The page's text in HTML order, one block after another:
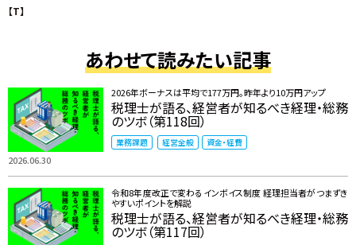
【T】
あわせて読みたい記事
2026.06.30
2026年ボーナスは平均で177万円。昨年より10万円アップ
税理士が語る、経営者が知るべき経理・総務
のツボ（第118回）
業務課題 経営全般 資金・経費
令和8年度改正で変わるインボイス制度 ――経理担当者がつまずき
やすいポイントを解説
税理士が語る、経営者が知るべき経理・総務
のツボ（第117回）